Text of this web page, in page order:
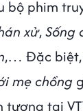
bộ phim
xử,Sống
,… Đặc biệt,
mẹ chồng
tại